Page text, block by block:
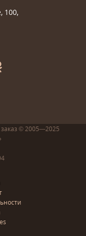
100,
© 2005—2025